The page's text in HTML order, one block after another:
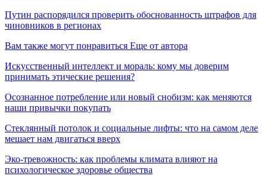
Путин распорядился проверить обоснованность штрафов для
чиновников в регионах
Вам также могут понравиться Еще от автора
Искусственный интеллект и мораль: кому мы доверим
принимать этические решения?
Осознанное потребление или новый снобизм: как меняются
наши привычки покупать
Стеклянный потолок и социальные лифты: что на самом деле
мешает нам двигаться вверх
Эко-тревожность: как проблемы климата влияют на
психологическое здоровье общества